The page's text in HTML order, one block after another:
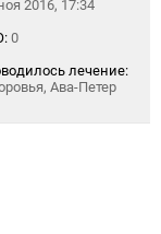
2016, 17:34
0
лечение:
Ава-Петер